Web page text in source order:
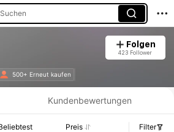
Folgen
423 Follower
500+ Erneut kaufen
Verkaufs- und Lagerbestandsdetails.
Kundenbewertungen
Preis Filter